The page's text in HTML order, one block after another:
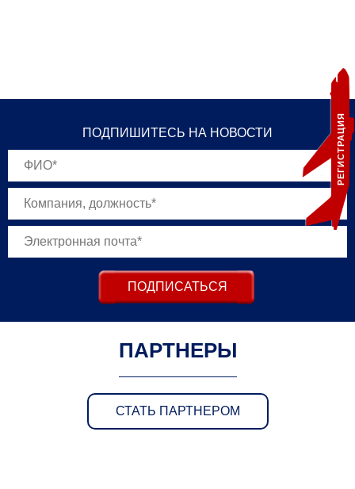
РЕГИСТРАЦИЯ
ПОДПИШИТЕСЬ НА НОВОСТИ
ПОДПИСАТЬСЯ
ПАРТНЕРЫ
СТАТЬ ПАРТНЕРОМ